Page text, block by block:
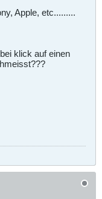
Apple, etc.........
klick auf einen